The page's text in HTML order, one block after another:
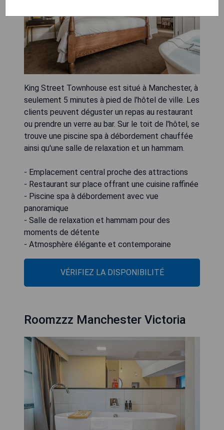
King Street Townhouse est situé à Manchester, à
seulement 5 minutes à pied de l'hôtel de ville. Les
clients peuvent déguster un repas au restaurant
ou prendre un verre au bar. Sur le toit de l'hôtel, se
trouve une piscine spa à débordement chauffée
ainsi qu'une salle de relaxation et un hammam.
- Emplacement central proche des attractions
- Restaurant sur place offrant une cuisine raffinée
- Piscine spa à débordement avec vue
panoramique
- Salle de relaxation et hammam pour des
moments de détente
- Atmosphère élégante et contemporaine
VÉRIFIEZ LA DISPONIBILITÉ
Roomzzz Manchester Victoria